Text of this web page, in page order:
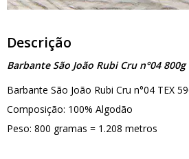
Descrição
Barbante São João Rubi Cru n°04 800g
Barbante São João Rubi Cru n°04 TEX
Composição: 100% Algodão
Peso: 800 gramas = 1.208 metros